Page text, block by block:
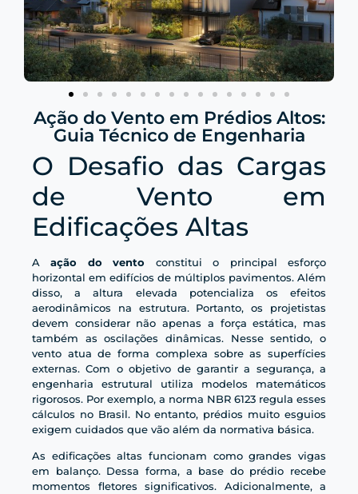
Ação do Vento em Prédios Altos:
Guia Técnico de Engenharia
O Desafio das Cargas
de Vento em
Edificações Altas
Aação do vento constitui o principal esforço
horizontal em edifícios de múltiplos pavimentos. Além
disso, a altura elevada potencializa os efeitos
aerodinâmicos na estrutura. Portanto, os projetistas
devem considerar não apenas a força estática, mas
também as oscilações dinâmicas. Nesse sentido, o
vento atua de forma complexa sobre as superfícies
externas. Com o objetivo de garantir a segurança, a
engenharia estrutural utiliza modelos matemáticos
rigorosos. Por exemplo, a norma NBR 6123 regula esses
cálculos no Brasil. No entanto, prédios muito esguios
exigem cuidados que vão além da normativa básica.
As edificações altas funcionam como grandes vigas
em balanço. Dessa forma, a base do prédio recebe
momentos fletores significativos. Adicionalmente, a